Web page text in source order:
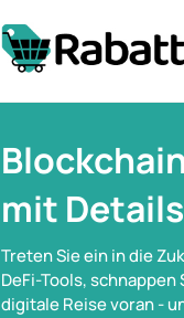
mit Details
Treten Sie ein in die
DeFi-Tools,
digitale Reise voran -